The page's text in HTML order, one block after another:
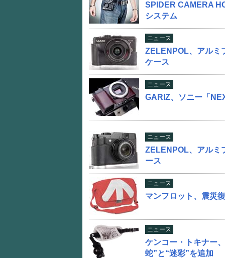
SPIDER CAMERA
システム
ニュース
ZELENPOL、アルミ
ケース
ニュース
GARIZ、ソニー「
ニュース
ZELENPOL、アルミ
ース
ニュース
マンフロット、震災
ニュース
ケンコー・トキナー
蛇”と“迷彩”を追加